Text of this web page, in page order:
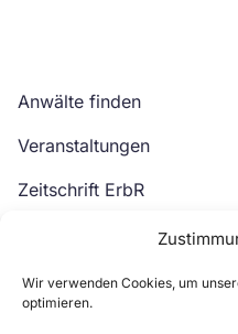
Wir verwenden Cookies, um
optimieren.
Anwälte finden
Veranstaltungen
Zeitschrift ErbR